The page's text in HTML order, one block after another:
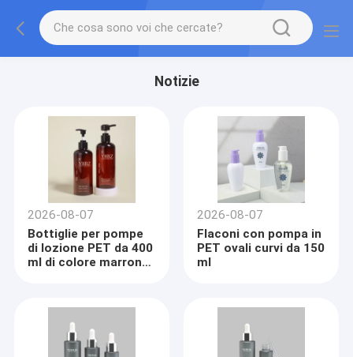
Notizie
2026-08-07
Bottiglie per pompe
di lozione PET da 400
ml di colore marrone
2026-08-07
Flaconi con pompa in
PET ovali curvi da 150
ml